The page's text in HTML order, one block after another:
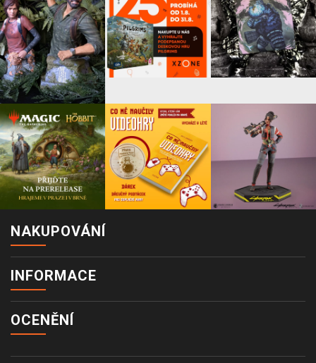
NAKUPOVÁNÍ
INFORMACE
OCENĚNÍ